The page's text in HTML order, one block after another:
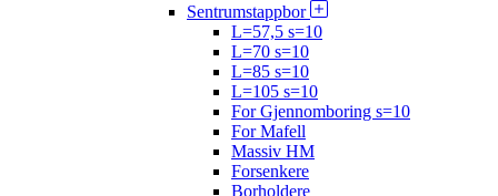
Sentrumstappbor
L=57,5 s=10
L=70 s=10
L=85 s=10
L=105 s=10
For Gjennomboring s=10
For Mafell
Massiv HM
Forsenkere
Borholdere